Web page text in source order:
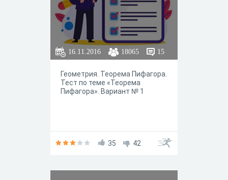
16.11.2016 18065 15
Геометрия. Теорема Пифагора.
Тест по теме «Теорема
Пифагора». Вариант № 1
35 42